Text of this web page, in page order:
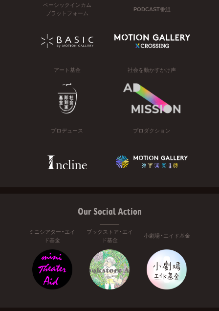
ベーシックインカム
プラットフォーム
PODCAST番組
アート基金 社会を動かすかけ声
プロデュース プロダクション
Our Social Action
ミニシアター・エイ
ド基金
ブックストア・エイ
ド基金
小劇場・エイド基金